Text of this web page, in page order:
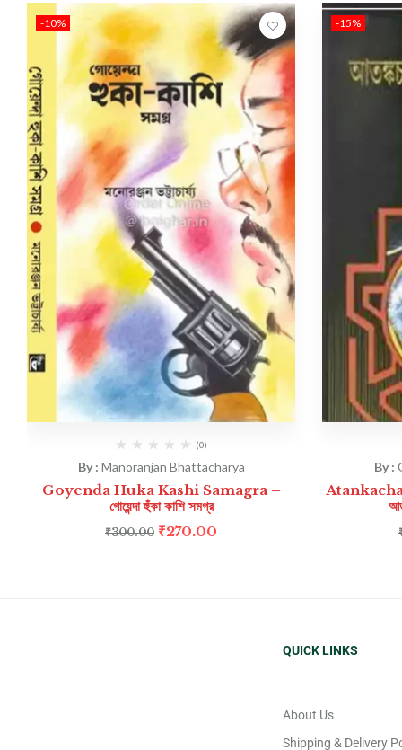
-10%
(0)
By : Manoranjan Bhattacharya
Goyenda Huka Kashi Samagra –
গোয়েন্দা হুঁকা কাশি সমগ্র
₹300.00 ₹270.00
-15%
By :
QUICK LINKS
About Us
Shipping & Delivery